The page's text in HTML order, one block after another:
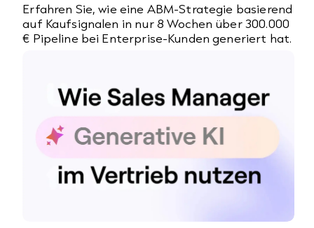
Erfahren Sie, wie eine ABM-Strategie basierend
auf Kaufsignalen in nur 8 Wochen über 300.000
€ Pipeline bei Enterprise-Kunden generiert hat.